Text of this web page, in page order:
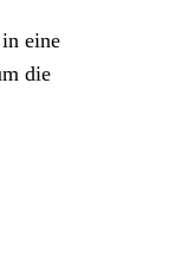
eine
die